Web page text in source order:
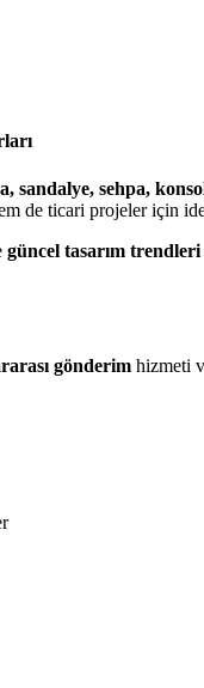
sandalye, sehpa,
de ticari projeler için
güncel tasarım trendleri
gönderim hizmeti